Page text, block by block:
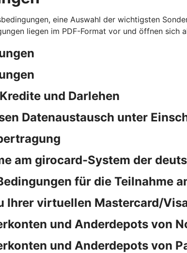
eine Auswahl der wichtigsten
liegen im PDF-Format vor und öffnen sich
und Darlehen
Datenaustausch unter
am girocard-System der
für die Teilnahme
Ihrer virtuellen Mastercard/
und Anderdepots von
und Anderdepots von